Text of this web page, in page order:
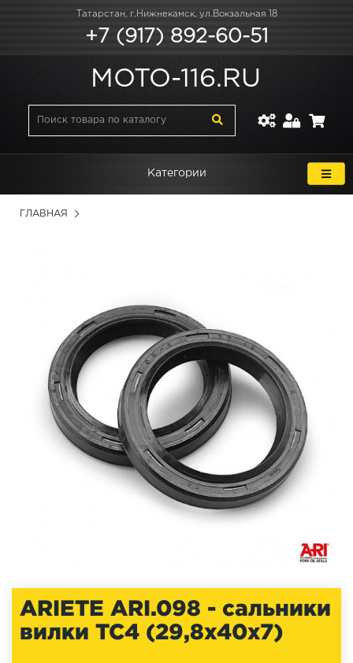
Татарстан, г.Нижнекамск, ул.Вокзальная 18
+7 (917) 892-60-51
MOTO-116.RU
Категории
ГЛАВНАЯ
ARIETE ARI.098 - сальники
вилки TC4 (29,8x40x7)